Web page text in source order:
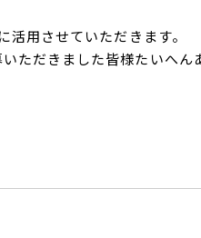
用させていただきます。
ただきました皆様たいへん